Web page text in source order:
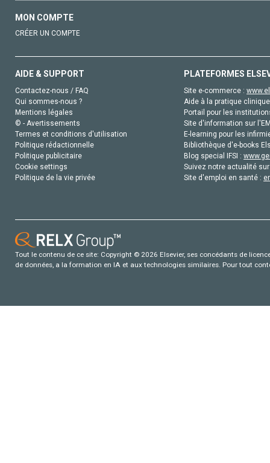
MON COMPTE
CRÉER UN COMPTE
AIDE & SUPPORT
Contactez-nous / FAQ
Qui sommes-nous ?
Mentions légales
© - Avertissements
Termes et conditions d'utilisation
Politique rédactionnelle
Politique publicitaire
Cookie settings
Politique de la vie privée
PLATEFORMES
Site e-commerce :
Aide à la pratique
Portail pour les
Site d'information sur
E-learning pour les
Bibliothèque d'e-books
Blog special IFSI :
Suivez notre actualité
Site d'emploi en santé :
Tout le contenu de ce site: Copyright © 2026 Elsevier, ses concédants de
de données, a la formation en IA et aux technologies similaires. Pour tout